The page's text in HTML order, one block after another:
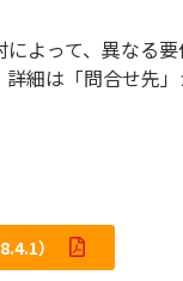
によって、異なる
細は「問合せ先
）